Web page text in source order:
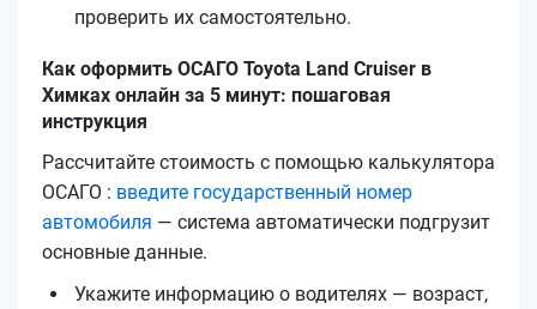
проверить их самостоятельно.
Как оформить ОСАГО Toyota Land Cruiser в
Химках онлайн за 5 минут: пошаговая
инструкция
Рассчитайте стоимость с помощью калькулятора
ОСАГО : введите государственный номер
автомобиля — система автоматически подгрузит
основные данные.
Укажите информацию о водителях — возраст,